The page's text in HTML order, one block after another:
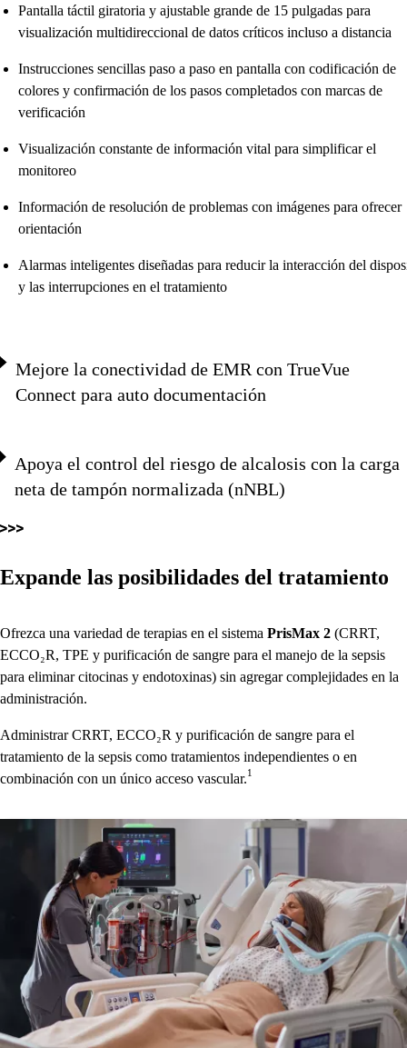
Pantalla táctil giratoria y ajustable grande de 15 pulgadas para
visualización multidireccional de datos críticos incluso a distancia
Instrucciones sencillas paso a paso en pantalla con codificación de
colores y confirmación de los pasos completados con marcas de
verificación
Visualización constante de información vital para simplificar el
monitoreo
Información de resolución de problemas con imágenes para ofrecer
orientación
Alarmas inteligentes diseñadas para reducir la interacción del
y las interrupciones en el tratamiento
Mejore la conectividad de EMR con TrueVue
Connect para auto documentación
Apoya el control del riesgo de alcalosis con la carga
neta de tampón normalizada (nNBL)
Expande las posibilidades del tratamiento
Ofrezca una variedad de terapias en el sistema PrisMax 2 (CRRT,
ECCO₂R, TPE y purificación de sangre para el manejo de la sepsis
para eliminar citocinas y endotoxinas) sin agregar complejidades en la
administración.
Administrar CRRT, ECCO₂R y purificación de sangre para el
tratamiento de la sepsis como tratamientos independientes o en
combinación con un único acceso vascular.1